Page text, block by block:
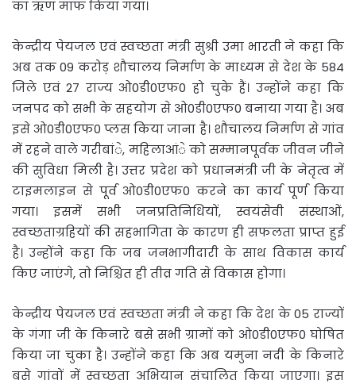
का ऋण माफ किया गया।
केन्द्रीय पेयजल एवं स्वच्छता मंत्री सुश्री उमा भारती ने कहा कि
अब तक 09 करोड़ शौचालय निर्माण के माध्यम से देश के 584
जिले एवं 27 राज्य ओ0डी0एफ0 हो चुके हैं। उन्होंने कहा कि
जनपद को सभी के सहयोग से ओ0डी0एफ0 बनाया गया है। अब
इसे ओ0डी0एफ0 प्लस किया जाना है। शौचालय निर्माण से गांव
में रहने वाले गरीबांे, महिलाआंे को सम्मानपूर्वक जीवन जीने
की सुविधा मिली है। उत्तर प्रदेश को प्रधानमंत्री जी के नेतृत्व में
टाइमलाइन से पूर्व ओ0डी0एफ0 करने का कार्य पूर्ण किया
गया। इसमें सभी जनप्रतिनिधियों, स्वयंसेवी संस्थाओं,
स्वच्छताग्रहियों की सहभागिता के कारण ही सफलता प्राप्त हुई
है। उन्होंने कहा कि जब जनभागीदारी के साथ विकास कार्य
किए जाएंगे, तो निश्चित ही तीव्र गति से विकास होगा।
केन्द्रीय पेयजल एवं स्वच्छता मंत्री ने कहा कि देश के 05 राज्यों
के गंगा जी के किनारे बसे सभी ग्रामों को ओ0डी0एफ0 घोषित
किया जा चुका है। उन्होंने कहा कि अब यमुना नदी के किनारे
बसे गांवों में स्वच्छता अभियान संचालित किया जाएगा। इस